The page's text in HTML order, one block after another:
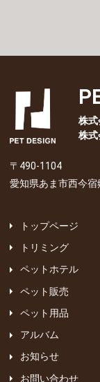
株
株
〒490-1104
愛知県あま市西今
トップページ
トリミング
ペットホテル
ペット販売
ペット用品
アルバム
お知らせ
お問い合わせ